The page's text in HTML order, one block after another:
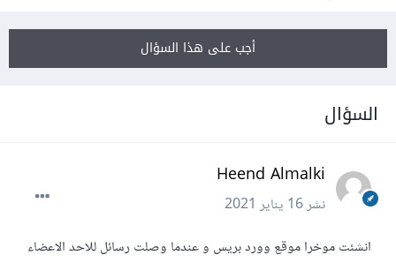
أجب على هذا السؤال
السؤال
Heend Almalki
نشر16 يناير 2021
انشئت موخرا موقع وورد بريس و عندما وصلت رسائل للاحد الاعضاء